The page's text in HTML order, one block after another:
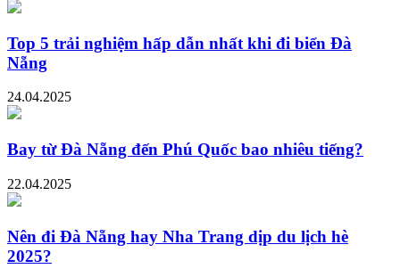
Top 5 trải nghiệm hấp dẫn nhất khi đi biển Đà
Nẵng
24.04.2025
Bay từ Đà Nẵng đến Phú Quốc bao nhiêu tiếng?
22.04.2025
Nên đi Đà Nẵng hay Nha Trang dịp du lịch hè
2025?